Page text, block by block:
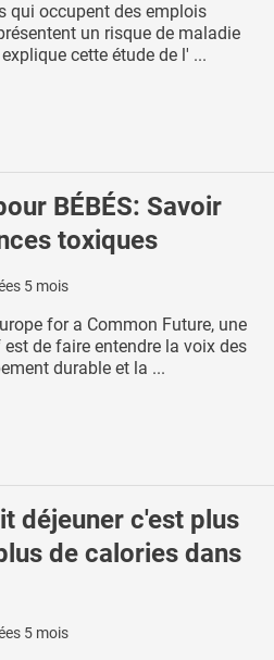
qui occupent des emplois
un risque de maladie
cette étude de l' ...
BÉBÉS: Savoir
toxiques
5 mois
for a Common Future, une
de faire entendre la voix des
durable et la ...
déjeuner c'est plus
de calories dans
5 mois